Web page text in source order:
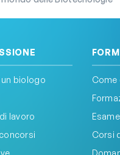
biologo
lavoro
Come
Corsi